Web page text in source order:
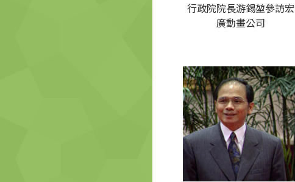
行政院院長游錫堃參訪宏
廣動畫公司